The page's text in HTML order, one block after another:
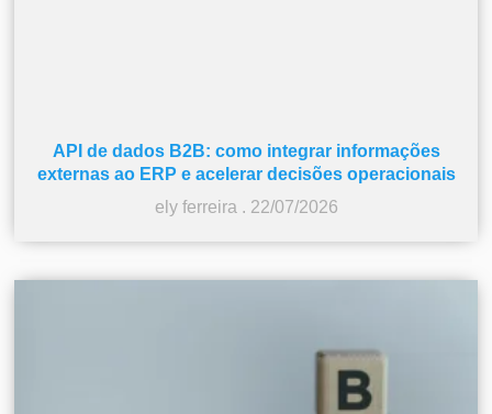
API de dados B2B: como integrar informações
externas ao ERP e acelerar decisões operacionais
ely ferreira
22/07/2026